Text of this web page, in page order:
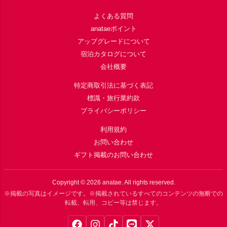
よくある質問
anataeポイント
アップグレードについて
宿泊カタログについて
会社概要
特定商取引法に基づく表記
標識・旅行業約款
プライバシーポリシー
利用規約
お問い合わせ
ギフト掲載のお問い合わせ
Copyright © 2026 anatae. All rights reserved.
※掲載の写真はイメージです。※掲載されているすべてのコンテンツの無断での
転載、転用、コピー等は禁じます。